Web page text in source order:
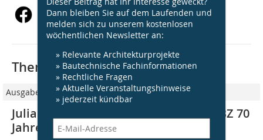
Dann bleiben Sie auf dem Laufenden und
melden sich zu unserem kostenlosen
wöchentlichen Newsletter an:
» Relevante Architekturprojekte
» Bautechnische Fachinformationen
» Rechtliche Fragen
» Aktuelle Veranstaltungshinweise
» jederzeit kündbar
Thematisch passende Artikel:
Ausgabe 13/2023
Julia Behm und Markus Maasberg: DBZ 70
Jahre Statement